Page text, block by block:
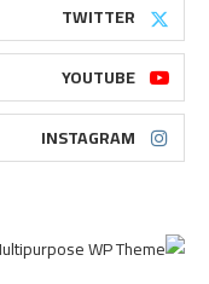
TWITTER
YOUTUBE
INSTAGRAM